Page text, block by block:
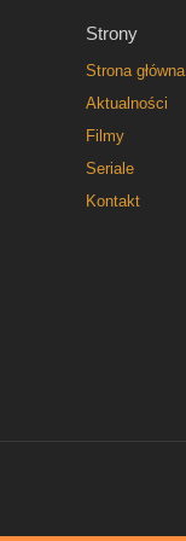
Strony
Strona główna
Aktualności
Filmy
Seriale
Kontakt